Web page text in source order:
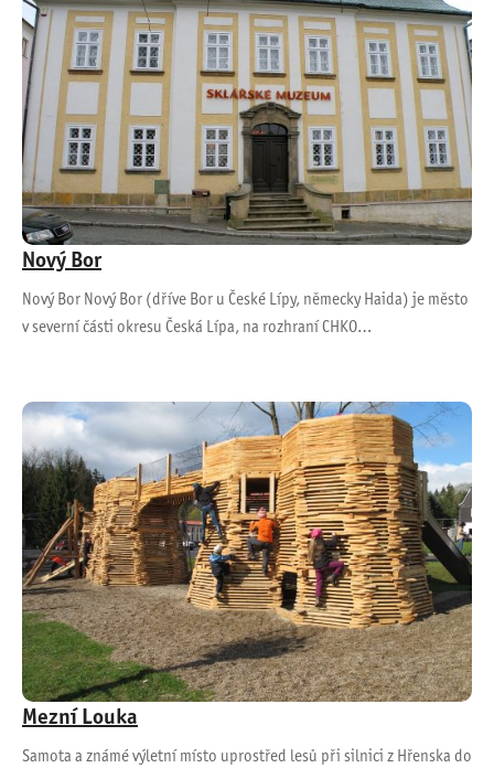
Nový Bor
Nový Bor Nový Bor (dříve Bor u České Lípy, německy Haida) je město
v severní části okresu Česká Lípa, na rozhraní CHKO…
Mezní Louka
Samota a známé výletní místo uprostřed lesů při silnici z Hřenska do